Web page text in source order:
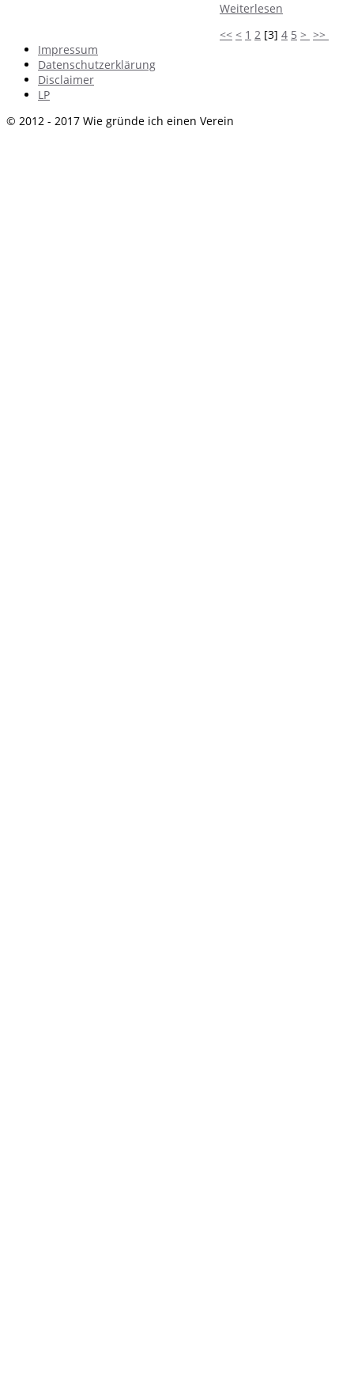
Weiterlesen
<< < 1 2 [3] 4 5 > >>
Impressum
Datenschutzerklärung
Disclaimer
LP
© 2012 - 2017 Wie gründe ich einen Verein